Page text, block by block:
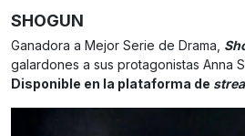
SHOGUN
Ganadora a Mejor Serie de Drama,
galardones a sus protagonistas Anna
Disponible en la plataforma de